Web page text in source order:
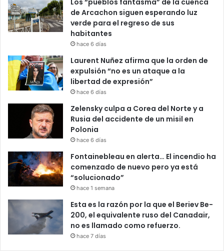
de Arcachon siguen esperando luz
verde para el regreso de sus
habitantes
hace 6 días
Laurent Nuñez afirma que la orden de
expulsión “no es un ataque a la
libertad de expresión”
hace 6 días
Zelensky culpa a Corea del Norte y a
Rusia del accidente de un misil en
Polonia
hace 6 días
Fontainebleau en alerta… El incendio ha
comenzado de nuevo pero ya está
“solucionado”
hace 1 semana
Esta es la razón por la que el Beriev Be-
200, el equivalente ruso del Canadair,
no es llamado como refuerzo.
hace 7 días